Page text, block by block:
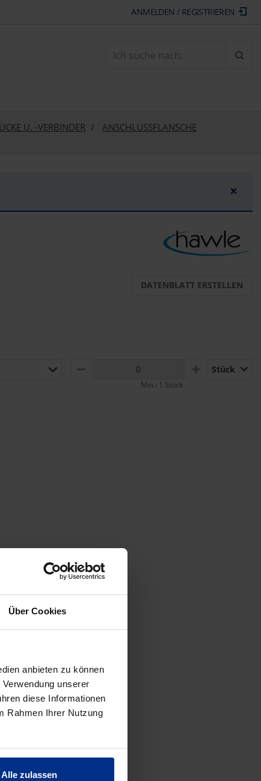
Über Cookies
anbieten zu können
unserer
diese Informationen
Rahmen Ihrer Nutzung
Alle zulassen
ANMELDEN / REGISTRIEREN
U. -VERBINDER
ANSCHLUSSFLANSCHE
×
DATENBLATT ERSTELLEN
MINUS PLUSStück
Min.: 1 Stück